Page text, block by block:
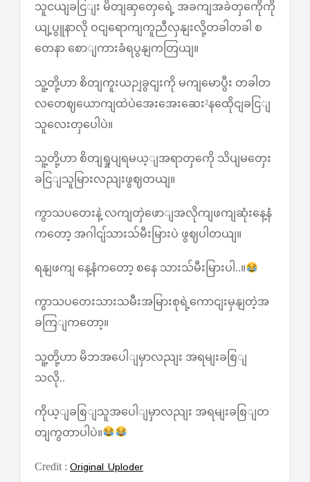
သူငယျခငြျး မိတျဆှတှေရေဲ့ အခကျအခဲတှကေိုကို
ယျ့ပွူနာလို ဝငျရောကျကူညီလှနျးလို့တခါတခါ စ
တေနာ စောျကားခံရပွနျကတြယျ။
သူ့တို့ဟာ စိတျကူးယဉျခွငျးကို မကျမောပွီး တခါတ
လတေဈယောကျထဲပဲအေးအေးဆေး²နထေိုငျခငြျ
သူလေးတှပေါပဲ။
သူ့တို့ဟာ စိတျရှုပျရမယ့ျအရာတှကေို သိပျမတှေး
ခငြျသူမြားလညျးဖွဈတယျ။
ကွာသပတေးနဲ့ လကျတှဲဖောျအလိုကျဖကျဆုံးနေ့နံ
ကတော့ အဂါငျ်သားသ်မီးမြားပဲ ဖွဈပါတယျ။
ရနျဖကျ နေ့နံကတော့ စနေ သားသ်မီးမြားပါ..။
ကွာသပတေးသားသမီးအမြားစုရဲ့ကောငျးမှနျတဲ့အ
ခကြျကတော့။
သူ့တို့ဟာ မိဘအပေါျမှာလညျး အရမျးခစြျ
သလို..
ကိုယ့ျခစြျသူအပေါျမှာလညျး အရမျးခစြျတ
တျကွတာပါပဲ။
Credit : Original Uploder